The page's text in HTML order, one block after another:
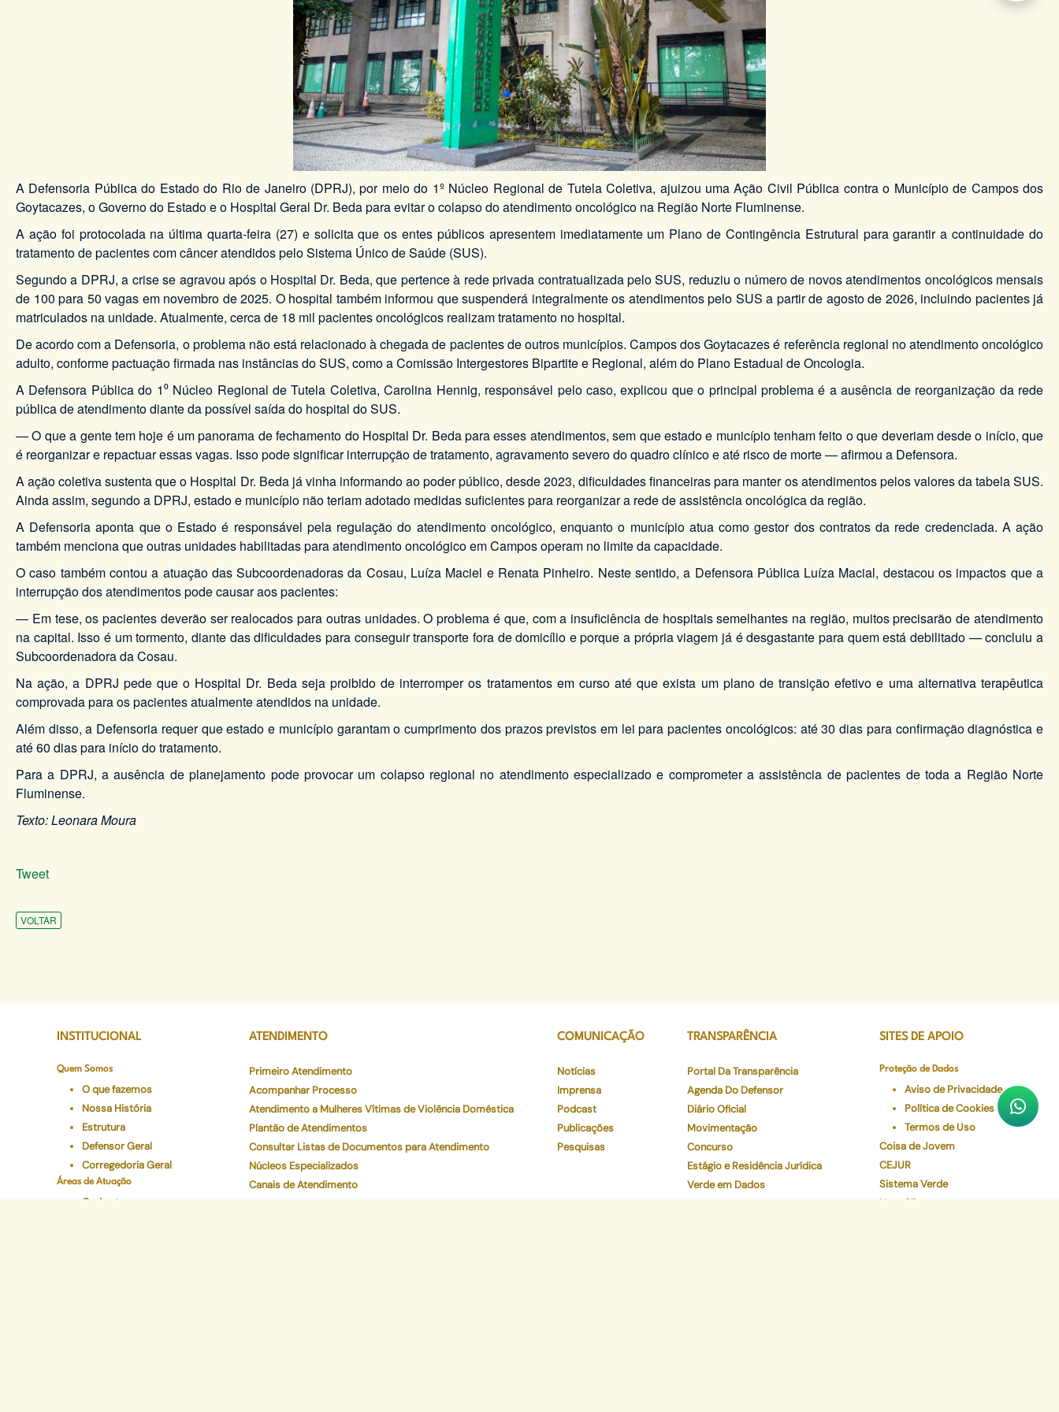
A Defensoria Pública do Estado do Rio de Janeiro (DPRJ), por meio do 1º Núcleo Regional de Tutela Coletiva, ajuizou uma Ação Civil Pública contra o Município de Campos dos
Goytacazes, o Governo do Estado e o Hospital Geral Dr. Beda para evitar o colapso do atendimento oncológico na Região Norte Fluminense.
A ação foi protocolada na última quarta-feira (27) e solicita que os entes públicos apresentem imediatamente um Plano de Contingência Estrutural para garantir a continuidade do
tratamento de pacientes com câncer atendidos pelo Sistema Único de Saúde (SUS).
Segundo a DPRJ, a crise se agravou após o Hospital Dr. Beda, que pertence à rede privada contratualizada pelo SUS, reduziu o número de novos atendimentos oncológicos mensais
de 100 para 50 vagas em novembro de 2025. O hospital também informou que suspenderá integralmente os atendimentos pelo SUS a partir de agosto de 2026, incluindo pacientes já
matriculados na unidade. Atualmente, cerca de 18 mil pacientes oncológicos realizam tratamento no hospital.
De acordo com a Defensoria, o problema não está relacionado à chegada de pacientes de outros municípios. Campos dos Goytacazes é referência regional no atendimento oncológico
adulto, conforme pactuação firmada nas instâncias do SUS, como a Comissão Intergestores Bipartite e Regional, além do Plano Estadual de Oncologia.
A Defensora Pública do 1⁰ Núcleo Regional de Tutela Coletiva, Carolina Hennig, responsável pelo caso, explicou que o principal problema é a ausência de reorganização da rede
pública de atendimento diante da possível saída do hospital do SUS.
— O que a gente tem hoje é um panorama de fechamento do Hospital Dr. Beda para esses atendimentos, sem que estado e município tenham feito o que deveriam desde o início, que
é reorganizar e repactuar essas vagas. Isso pode significar interrupção de tratamento, agravamento severo do quadro clínico e até risco de morte — afirmou a Defensora.
A ação coletiva sustenta que o Hospital Dr. Beda já vinha informando ao poder público, desde 2023, dificuldades financeiras para manter os atendimentos pelos valores da tabela SUS.
Ainda assim, segundo a DPRJ, estado e município não teriam adotado medidas suficientes para reorganizar a rede de assistência oncológica da região.
A Defensoria aponta que o Estado é responsável pela regulação do atendimento oncológico, enquanto o município atua como gestor dos contratos da rede credenciada. A ação
também menciona que outras unidades habilitadas para atendimento oncológico em Campos operam no limite da capacidade.
O caso também contou a atuação das Subcoordenadoras da Cosau, Luíza Maciel e Renata Pinheiro. Neste sentido, a Defensora Pública Luíza Macial, destacou os impactos que a
interrupção dos atendimentos pode causar aos pacientes:
— Em tese, os pacientes deverão ser realocados para outras unidades. O problema é que, com a insuficiência de hospitais semelhantes na região, muitos precisarão de atendimento
na capital. Isso é um tormento, diante das dificuldades para conseguir transporte fora de domicílio e porque a própria viagem já é desgastante para quem está debilitado — concluiu a
Subcoordenadora da Cosau.
Na ação, a DPRJ pede que o Hospital Dr. Beda seja proibido de interromper os tratamentos em curso até que exista um plano de transição efetivo e uma alternativa terapêutica
comprovada para os pacientes atualmente atendidos na unidade.
Além disso, a Defensoria requer que estado e município garantam o cumprimento dos prazos previstos em lei para pacientes oncológicos: até 30 dias para confirmação diagnóstica e
até 60 dias para início do tratamento.
Para a DPRJ, a ausência de planejamento pode provocar um colapso regional no atendimento especializado e comprometer a assistência de pacientes de toda a Região Norte
Fluminense.
Texto: Leonara Moura
Tweet
VOLTAR
INSTITUCIONAL
Quem Somos
O que fazemos
Nossa História
Estrutura
Defensor Geral
Corregedoria Geral
Áreas de Atuação
Onde atuamos
ATENDIMENTO
Primeiro Atendimento
Acompanhar Processo
Atendimento a Mulheres Vítimas de Violência Doméstica
Plantão de Atendimentos
Consultar Listas de Documentos para Atendimento
Núcleos Especializados
Canais de Atendimento
COMUNICAÇÃO
Notícias
Imprensa
Podcast
Publicações
Pesquisas
TRANSPARÊNCIA
Portal Da Transparência
Agenda Do Defensor
Diário Oficial
Movimentação
Concurso
Estágio e Residência Jurídica
Verde em Dados
SITES DE APOIO
Proteção de Dados
Aviso de Privacidade
Política de Cookies
Termos de Uso
Coisa de Jovem
CEJUR
Sistema Verde
Num Clique